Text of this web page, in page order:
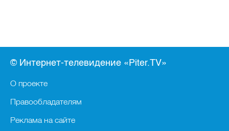
© Интернет-телевидение «Piter.TV»
О проекте
Правообладателям
Реклама на сайте